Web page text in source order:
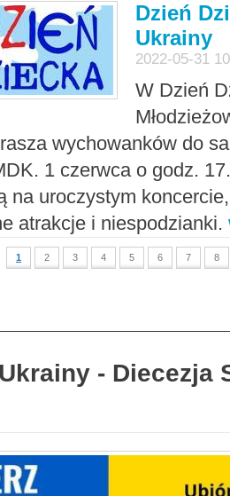
Dzień
Ukrainy
2022-05-31
W Dzień
wychowanków do
1 czerwca o godz.
na uroczystym
atrakcje i niespodzianki.
1 2 3 4 5 6 7 8
- Diecezja